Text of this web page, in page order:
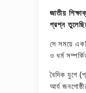
জাতীয়
প্রশ্ন
সে সময়ে
ও ধর্ম
বৈদিক যুগে
আর্য